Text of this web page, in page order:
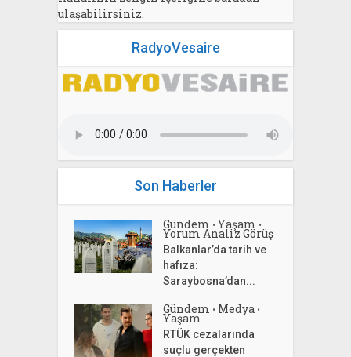
ulaşabilirsiniz.
RadyoVesaire
Son Haberler
Gündem • Yaşam •
Yorum Analiz Görüş
Balkanlar’da tarih ve
hafıza:
Saraybosna’dan...
Gündem • Medya •
Yaşam
RTÜK cezalarında
suçlu gerçekten